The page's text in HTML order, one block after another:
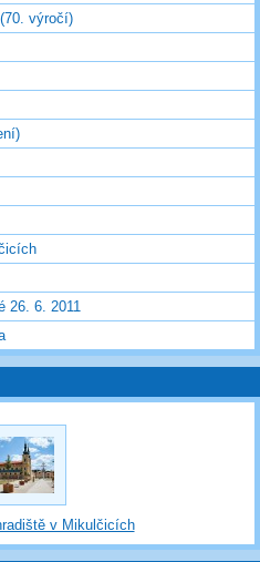
výročí)
26. 6. 2011
v Mikulčicích